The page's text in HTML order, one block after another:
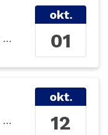
okt.
01
zondag 18
okt.
12